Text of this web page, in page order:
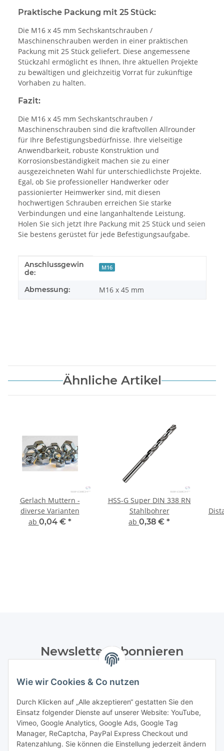
Wie wir Cookies & Co nutzen
Durch Klicken auf „Alle akzeptieren“ gestatten Sie den
Einsatz folgender Dienste auf unserer Website: YouTube,
Vimeo, Google Analytics, Google Ads, Google Tag
Manager, ReCaptcha, PayPal Express Checkout und
Ratenzahlung. Sie können die Einstellung jederzeit ändern
Praktische Packung mit 25 Stück:
Die M16 x 45 mm Sechskantschrauben /
Maschinenschrauben werden in einer praktischen
Packung mit 25 Stück geliefert. Diese angemessene
Stückzahl ermöglicht es Ihnen, Ihre aktuellen Projekte
zu bewältigen und gleichzeitig Vorrat für zukünftige
Vorhaben zu halten.
Fazit:
Die M16 x 45 mm Sechskantschrauben /
Maschinenschrauben sind die kraftvollen Allrounder
für Ihre Befestigungsbedürfnisse. Ihre vielseitige
Anwendbarkeit, robuste Konstruktion und
Korrosionsbeständigkeit machen sie zu einer
ausgezeichneten Wahl für unterschiedlichste Projekte.
Egal, ob Sie professioneller Handwerker oder
passionierter Heimwerker sind, mit diesen
hochwertigen Schrauben erreichen Sie starke
Verbindungen und eine langanhaltende Leistung.
Holen Sie sich jetzt Ihre Packung mit 25 Stück und seien
Sie bestens gerüstet für jede Befestigungsaufgabe.
Produkteigenschaft
Wert
Anschlussgewin
de:
M16
Abmessung: M16 x 45 mm
Ähnliche Artikel
Gerlach Muttern -
diverse Varianten
ab 0,04 € *
HSS-G Super DIN 338 RN
Stahlbohrer
ab 0,38 € *
Newsletter Abonnieren
Datenschutzerklärungregelmäßig und jederzeit widerruflich
Abonnieren
Informationen